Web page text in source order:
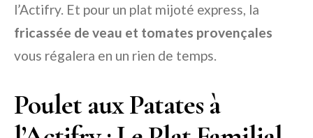
l’Actifry. Et pour un plat mijoté express, la
fricassée de veau et tomates provençales
vous régalera en un rien de temps.
Poulet aux Patates à